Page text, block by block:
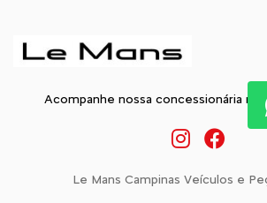
Acompanhe nossa concessionária
Le Mans Campinas Veículos e